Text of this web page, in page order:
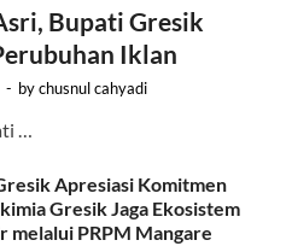
Bupati Gresik
Iklan
- bychusnul cahyadi
…
Apresiasi Komitmen
Gresik Jaga Ekosistem
melalui PRPM Mangare